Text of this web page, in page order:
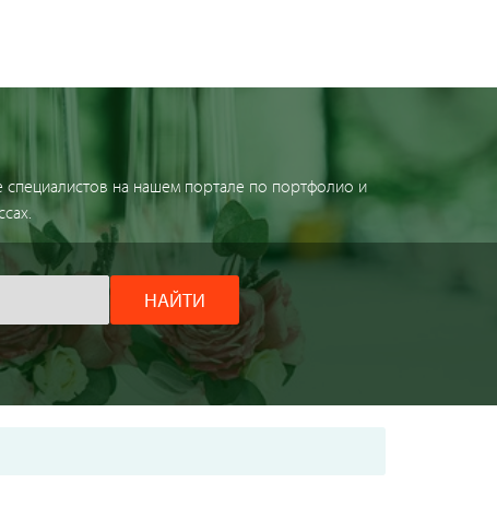
на нашем портале по портфолио и
НАЙТИ